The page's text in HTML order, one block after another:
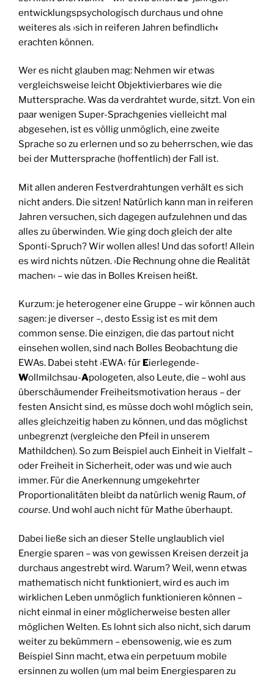
entwicklungspsychologisch durchaus und ohne
weiteres als ›sich in reiferen Jahren befindlich‹
erachten können.
Wer es nicht glauben mag: Nehmen wir etwas
vergleichsweise leicht Objektivierbares wie die
Muttersprache. Was da verdrahtet wurde, sitzt. Von ein
paar wenigen Super-Sprachgenies vielleicht mal
abgesehen, ist es völlig unmöglich, eine zweite
Sprache so zu erlernen und so zu beherrschen, wie das
bei der Muttersprache (hoffentlich) der Fall ist.
Mit allen anderen Festverdrahtungen verhält es sich
nicht anders. Die sitzen! Natürlich kann man in reiferen
Jahren versuchen, sich dagegen aufzulehnen und das
alles zu überwinden. Wie ging doch gleich der alte
Sponti-Spruch? Wir wollen alles! Und das sofort! Allein
es wird nichts nützen. ›Die Rechnung ohne die Realität
machen‹ – wie das in Bolles Kreisen heißt.
Kurzum: je heterogener eine Gruppe – wir können auch
sagen: je diverser –, desto Essig ist es mit dem
common sense. Die einzigen, die das partout nicht
einsehen wollen, sind nach Bolles Beobachtung die
EWAs. Dabei steht ›EWA‹ für Eierlegende-
Wollmilchsau-Apologeten, also Leute, die – wohl aus
überschäumender Freiheitsmotivation heraus – der
festen Ansicht sind, es müsse doch wohl möglich sein,
alles gleichzeitig haben zu können, und das möglichst
unbegrenzt (vergleiche den Pfeil in unserem
Mathildchen). So zum Beispiel auch Einheit in Vielfalt –
oder Freiheit in Sicherheit, oder was und wie auch
immer. Für die Anerkennung umgekehrter
Proportionalitäten bleibt da natürlich wenig Raum,of
course. Und wohl auch nicht für Mathe überhaupt.
Dabei ließe sich an dieser Stelle unglaublich viel
Energie sparen – was von gewissen Kreisen derzeit ja
durchaus angestrebt wird. Warum? Weil, wenn etwas
mathematisch nicht funktioniert, wird es auch im
wirklichen Leben unmöglich funktionieren können –
nicht einmal in einer möglicherweise besten aller
möglichen Welten. Es lohnt sich also nicht, sich darum
weiter zu bekümmern – ebensowenig, wie es zum
Beispiel Sinn macht, etwa ein perpetuum mobile
ersinnen zu wollen (um mal beim Energiesparen zu